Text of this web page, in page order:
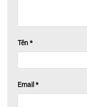
Tên*
Email *